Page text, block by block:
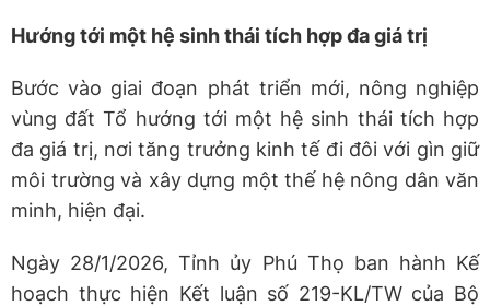
Hướng tới một hệ sinh thái tích hợp đa giá trị
Bước vào giai đoạn phát triển mới, nông nghiệp
vùng đất Tổ hướng tới một hệ sinh thái tích hợp
đa giá trị, nơi tăng trưởng kinh tế đi đôi với gìn giữ
môi trường và xây dựng một thế hệ nông dân văn
minh, hiện đại.
Ngày 28/1/2026, Tỉnh ủy Phú Thọ ban hành Kế
hoạch thực hiện Kết luận số 219-KL/TW của Bộ